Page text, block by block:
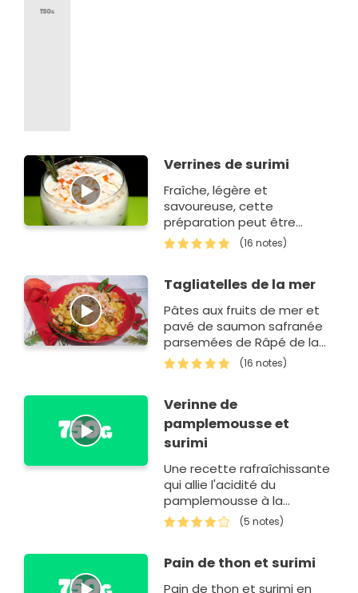
Verrines de surimi
Fraîche, légère et
savoureuse, cette
préparation peut être
servie à l'apéritif ou en
entrée. Vous pouvez
surimi par du crabe, des
crevettes…
(16 notes)
Tagliatelles de la mer
Pâtes aux fruits de mer et
pavé de saumon safranée
parsemées de Râpé de la
Mer Coroya.Une recette
proposée par Marie-
(16 notes)
Verinne de
pamplemousse et
surimi
Une recette rafraîchissante
qui allie l'acidité du
pamplemousse à la
douceur du surimi.Une
recette proposée par
(5 notes)
Pain de thon et surimi
Pain de thon et surimi en